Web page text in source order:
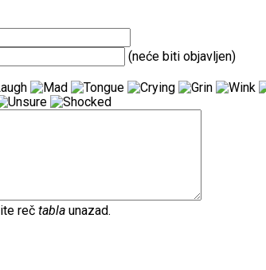
(neće biti objavljen)
reč tabla unazad.